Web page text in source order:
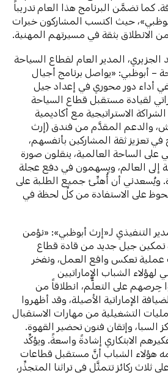
كما تضمَّن البرنامج هذا العام تدريباً
حيث اكتسب المشاركون خبرات
الانطلاق بثقة في مسيرتهم المهنية.
المدير العام لقطاع السياحة
– أبوظبي: «يواصل برنامج أجيال
أداء دور محوري في إعداد جيل
لقيادة مستقبل قطاع السياحة
الاستراتيجية مع أكاديمية
والدعم المقدَّم من فندق (إرث
تعزيز ثقة المشاركين بأنفسهم،
على الساحة العالمية، ينقلون صورة
إلى العالم، ويسهمون في دفع عجلة
ويُسعدني أن أُهنِّئ جميع الطلبة على
على الاستفادة من كلِّ لحظة في
التنفيذي لـ«إرث أبوظبي»: «نؤمن
تمكين جيل جديد من قادة قطاع
عملية تعكس واقع العمل، ونفخر
الشباب الإماراتيين
حِرصهم على التعلُّم، انطلاقاً من
الإماراتية الأصيلة، وقد أظهروا
التشغيلية من مهارات الاستقبال
السبا، وإتقان فنون تحضير القهوة.
الابتكاري إشادةً واسعةً. ويؤكِّد
هؤلاء الشباب أنَّ مستقبل قطاعات
ثلاث ركائز تتمثَّل في تراثنا المتجذِّر،